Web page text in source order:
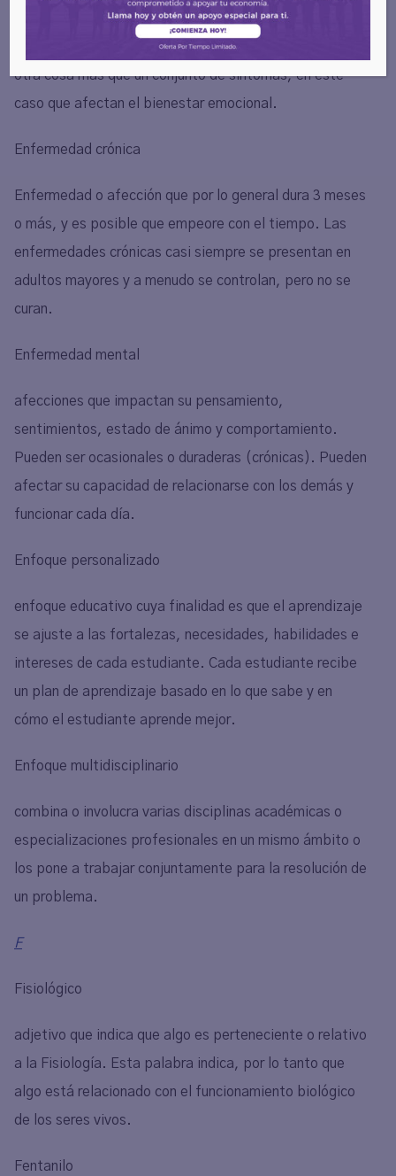
Debemos partir de la idea de que un trastorno no es
otra cosa más que un conjunto de síntomas, en este
caso que afectan el bienestar emocional.
Enfermedad crónica
Enfermedad o afección que por lo general dura 3 meses
o más, y es posible que empeore con el tiempo. Las
enfermedades crónicas casi siempre se presentan en
adultos mayores y a menudo se controlan, pero no se
curan.
Enfermedad mental
afecciones que impactan su pensamiento,
sentimientos, estado de ánimo y comportamiento.
Pueden ser ocasionales o duraderas (crónicas). Pueden
afectar su capacidad de relacionarse con los demás y
funcionar cada día.
Enfoque personalizado
enfoque educativo cuya finalidad es que el aprendizaje
se ajuste a las fortalezas, necesidades, habilidades e
intereses de cada estudiante. Cada estudiante recibe
un plan de aprendizaje basado en lo que sabe y en
cómo el estudiante aprende mejor.
Enfoque multidisciplinario
combina o involucra varias disciplinas académicas o
especializaciones profesionales en un mismo ámbito o
los pone a trabajar conjuntamente para la resolución de
un problema.
F
Fisiológico
adjetivo que indica que algo es perteneciente o relativo
a la Fisiología. Esta palabra indica, por lo tanto que
algo está relacionado con el funcionamiento biológico
de los seres vivos.
Fentanilo